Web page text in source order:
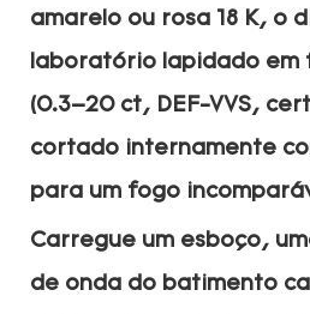
amarelo ou rosa 18 K, o
laboratório lapidado em
(0.3–20 ct, DEF-VVS,
cortado internamente
para um fogo
Carregue um esboço,
de onda do batimento